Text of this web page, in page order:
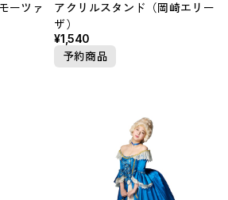
ーツァ
アクリルスタンド（岡崎エリー
ザ）
¥1,540
予約商品